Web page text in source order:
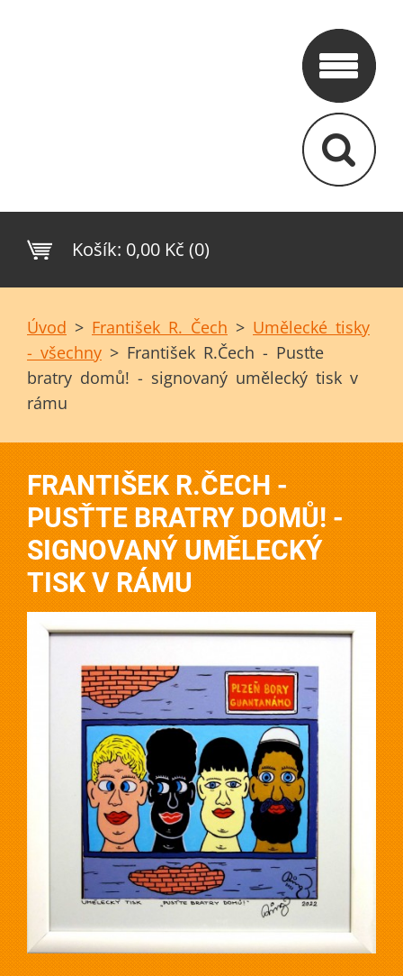
Košík: 0,00 Kč (0)
Úvod > František R. Čech > Umělecké tisky
- všechny > František R.Čech - Pusťte
bratry domů! - signovaný umělecký tisk v
rámu
FRANTIŠEK R.ČECH -
PUSŤTE BRATRY DOMŮ! -
SIGNOVANÝ UMĚLECKÝ
TISK V RÁMU